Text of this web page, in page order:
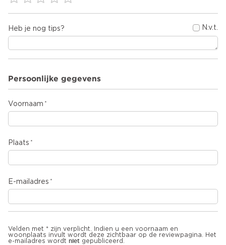
Heb je nog tips? N.v.t.
Persoonlijke gegevens
Voornaam
Plaats
E-mailadres
Velden met * zijn verplicht. Indien u een voornaam en
woonplaats invult wordt deze zichtbaar op de reviewpagina. Het
e-mailadres wordt niet gepubliceerd.